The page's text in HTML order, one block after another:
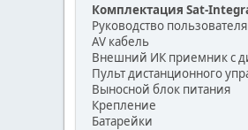
Комплектация Sat-
Руководство пользователя
AV кабель
Внешний ИК приемник с
Пульт дистанционного
Выносной блок питания
Крепление
Батарейки